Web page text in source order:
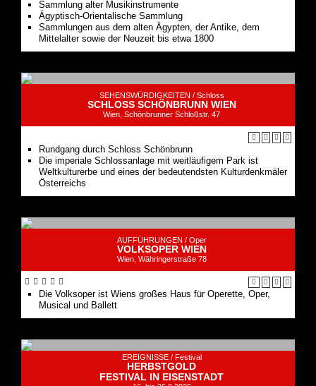
SEHENSWÜRDIGKEITEN /Schloss
Rundgang durch Schloss Schönbrunn
Die imperiale Schlossanlage mit weitläufigem Park ist
Weltkulturerbe und eines der bedeutendsten Kulturdenkmäler
AUFFÜHRUNGEN /Oper
Die Volksoper ist Wiens großes Haus für Operette, Oper,
HERBSTGOLD
16. bis 26.9.2026
Pablo Ferrández / Riccardo Minasi / Chamber Orchestra of